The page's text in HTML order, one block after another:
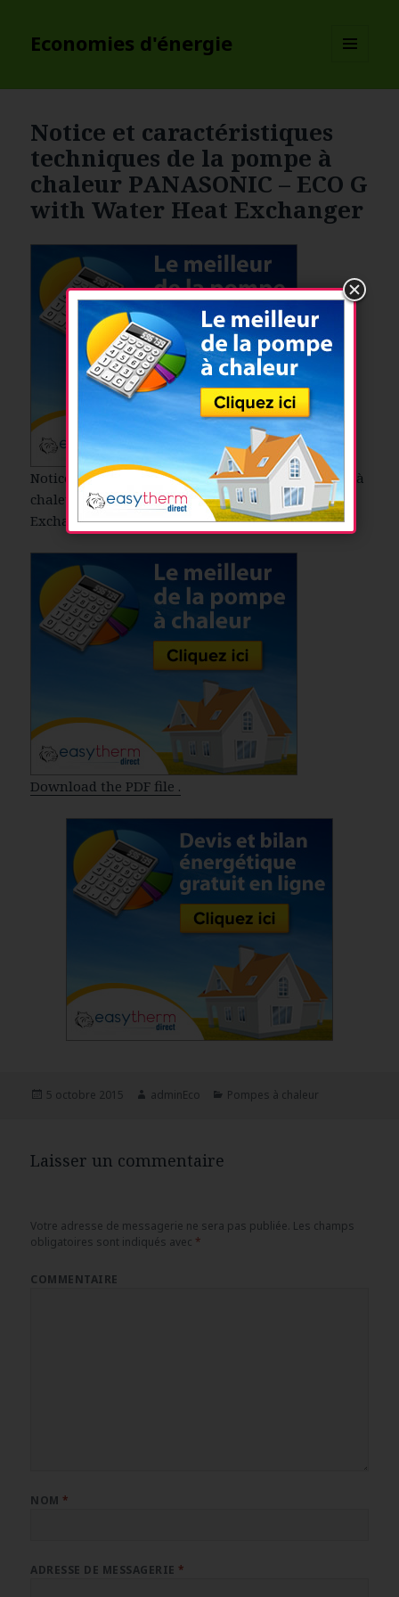
Economies d'énergie
Notice et caractéristiques
techniques de la pompe à
chaleur PANASONIC – ECO G
with Water Heat Exchanger
Notice et caractéristiques techniques de la pompe à
chaleur PANASONIC – ECO G with Water Heat
Exchanger
Download the PDF file .
Publié
5 octobre 2015 Auteur
adminEco Catégories
Pompes à chaleur
Laisser un commentaire
Votre adresse de messagerie ne sera pas publiée. Les champs
obligatoires sont indiqués avec *
COMMENTAIRE
NOM*
ADRESSE DE MESSAGERIE*